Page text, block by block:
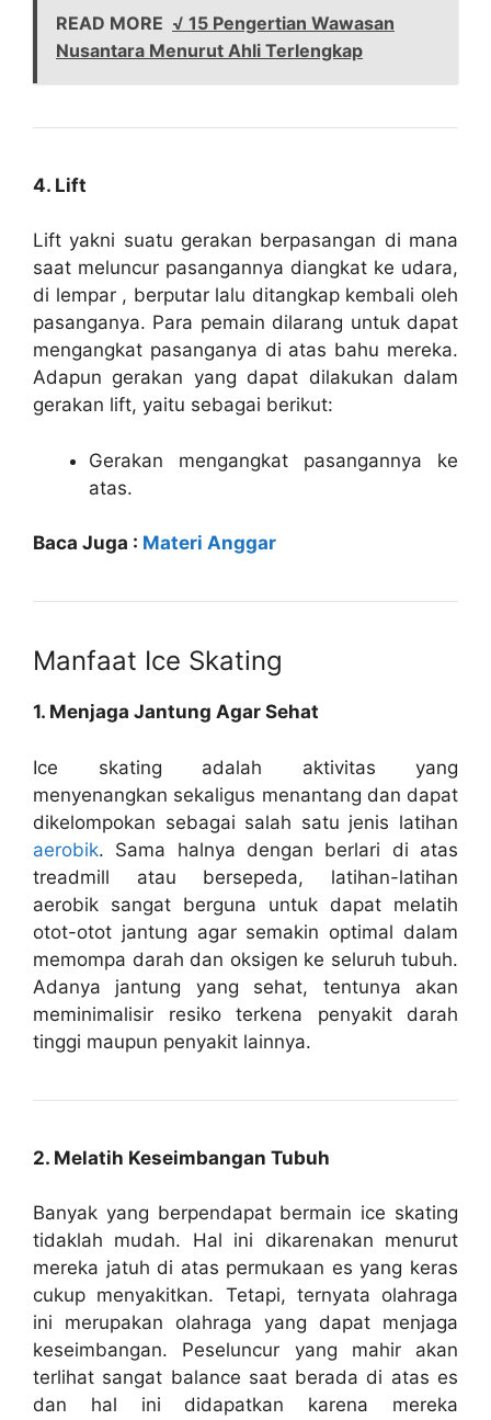
READ MORE √ 15 Pengertian Wawasan
Nusantara Menurut Ahli Terlengkap
4. Lift
Lift yakni suatu gerakan berpasangan di mana
saat meluncur pasangannya diangkat ke udara,
di lempar , berputar lalu ditangkap kembali oleh
pasanganya. Para pemain dilarang untuk dapat
mengangkat pasanganya di atas bahu mereka.
Adapun gerakan yang dapat dilakukan dalam
gerakan lift, yaitu sebagai berikut:
Gerakan mengangkat pasangannya ke
atas.
Baca Juga : Materi Anggar
Manfaat Ice Skating
1. Menjaga Jantung Agar Sehat
Ice skating adalah aktivitas yang
menyenangkan sekaligus menantang dan dapat
dikelompokan sebagai salah satu jenis latihan
aerobik. Sama halnya dengan berlari di atas
treadmill atau bersepeda, latihan-latihan
aerobik sangat berguna untuk dapat melatih
otot-otot jantung agar semakin optimal dalam
memompa darah dan oksigen ke seluruh tubuh.
Adanya jantung yang sehat, tentunya akan
meminimalisir resiko terkena penyakit darah
tinggi maupun penyakit lainnya.
2. Melatih Keseimbangan Tubuh
Banyak yang berpendapat bermain ice skating
tidaklah mudah. Hal ini dikarenakan menurut
mereka jatuh di atas permukaan es yang keras
cukup menyakitkan. Tetapi, ternyata olahraga
ini merupakan olahraga yang dapat menjaga
keseimbangan. Peseluncur yang mahir akan
terlihat sangat balance saat berada di atas es
dan hal ini didapatkan karena mereka